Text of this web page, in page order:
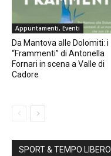
Appuntamenti, Eventi
Da Mantova alle Dolomiti: i
“Frammenti” di Antonella
Fornari in scena a Valle di
Cadore
SPORT & TEMPO LIBERO